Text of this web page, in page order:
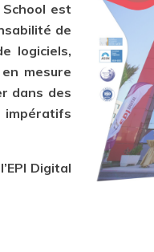
est
de
logiciels,
mesure
dans des
Digital